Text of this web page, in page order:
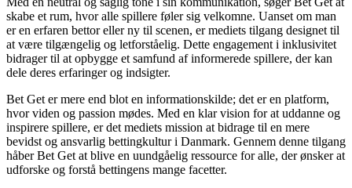
skabe et rum, hvor alle spillere føler sig velkomne. Uanset om man
er en erfaren bettor eller ny til scenen, er mediets tilgang designet til
at være tilgængelig og letforståelig. Dette engagement i inklusivitet
bidrager til at opbygge et samfund af informerede spillere, der kan
dele deres erfaringer og indsigter.
Bet Get er mere end blot en informationskilde; det er en platform,
hvor viden og passion mødes. Med en klar vision for at uddanne og
inspirere spillere, er det mediets mission at bidrage til en mere
bevidst og ansvarlig bettingkultur i Danmark. Gennem denne tilgang
håber Bet Get at blive en uundgåelig ressource for alle, der ønsker at
udforske og forstå bettingens mange facetter.